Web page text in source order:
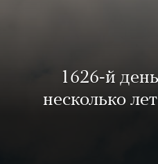
1626-й
несколько